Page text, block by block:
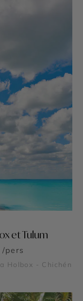
et Tulum
/pers
Holbox - Chichén